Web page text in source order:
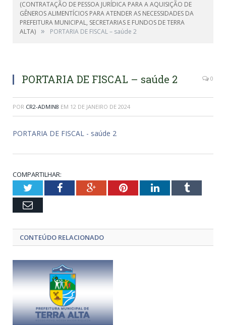
(CONTRATAÇÃO DE PESSOA JURÍDICA PARA A AQUISIÇÃO DE
GÊNEROS ALIMENTÍCIOS PARA ATENDER AS NECESSIDADES DA
PREFEITURA MUNICIPAL, SECRETARIAS E FUNDOS DE TERRA
ALTA) » PORTARIA DE FISCAL – saúde 2
PORTARIA DE FISCAL – saúde 2 0
POR CR2-ADMIN8 EM 12 DE JANEIRO DE 2024
PORTARIA DE FISCAL - saúde 2
COMPARTILHAR:
TwitterFacebookGoogle+PinterestLinkedInTumblr
Email
CONTEÚDO RELACIONADO